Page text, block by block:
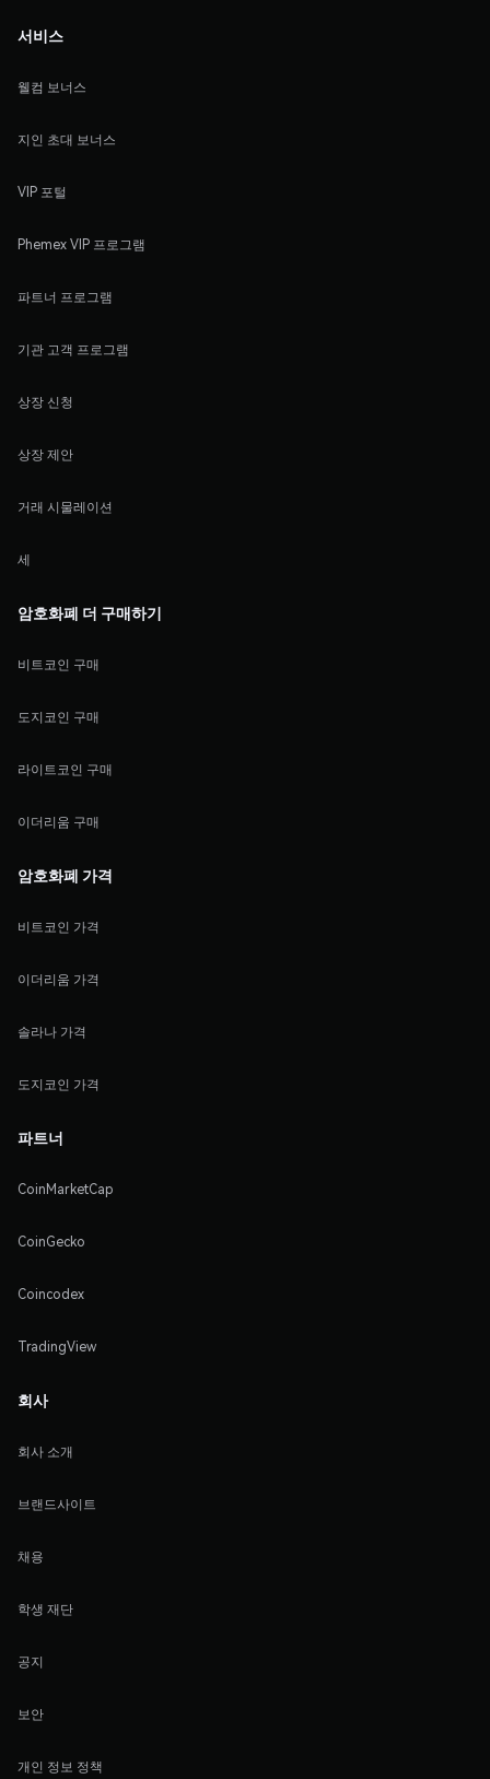
서비스
웰컴 보너스
지인 초대 보너스
VIP 포털
Phemex VIP 프로그램
파트너 프로그램
기관 고객 프로그램
상장 신청
상장 제안
거래 시물레이션
세
암호화폐 더 구매하기
비트코인 구매
도지코인 구매
라이트코인 구매
이더리움 구매
암호화폐 가격
비트코인 가격
이더리움 가격
솔라나 가격
도지코인 가격
파트너
CoinMarketCap
CoinGecko
Coincodex
TradingView
회사
회사 소개
브랜드사이트
채용
학생 재단
공지
보안
개인 정보 정책